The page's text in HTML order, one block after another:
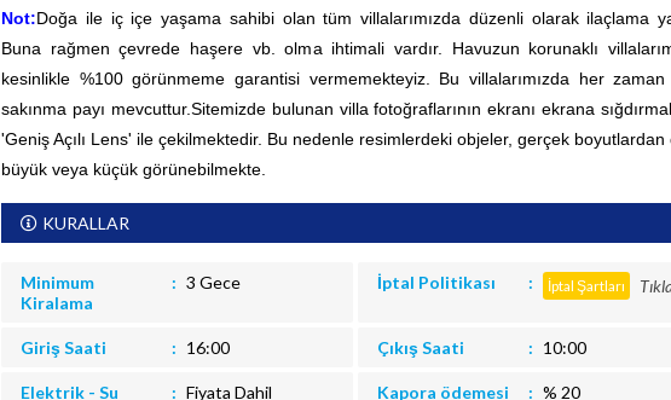
Not:Doğa ile iç içe yaşama sahibi olan tüm villalarımızda düzenli olarak ilaçlama
Buna rağmen çevrede haşere vb. olma ihtimali vardır. Havuzun korunaklı
kesinlikle %100 görünmeme garantisi vermemekteyiz. Bu villalarımızda her
sakınma payı mevcuttur.Sitemizde bulunan villa fotoğraflarının ekranı ekrana
'Geniş Açılı Lens' ile çekilmektedir. Bu nedenle resimlerdeki objeler, gerçek boyutlardan
büyük veya küçük görünebilmekte.
KURALLAR
Minimum
Kiralama
3 Gece İptal Politikası İptal Şartları
Giriş Saati 16:00 Çıkış Saati 10:00
Elektrik - Su Fiyata Dahil Kapora ödemesi % 20